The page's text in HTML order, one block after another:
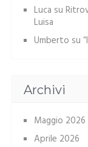
Luca su
Luisa
Umberto su
Archivi
Maggio 2026
Aprile 2026